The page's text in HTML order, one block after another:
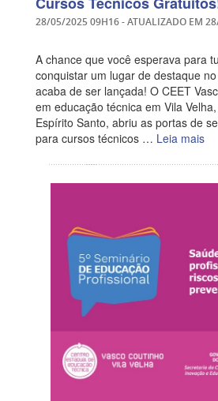
28/05/2025 09H16- ATUALIZADO EM
A chance que você esperava para
conquistar um lugar de destaque
acaba de ser lançada! O CEET
em educação técnica em Vila
Espírito Santo, abriu as portas de
para cursos técnicos … Leia mais